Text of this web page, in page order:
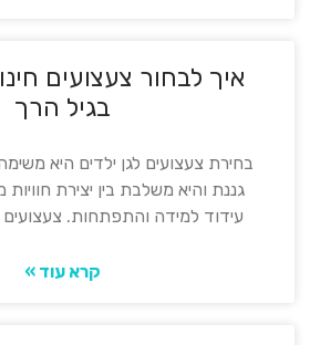
איך לבחור צעצועים
בגיל הרך
בחירת צעצועים לגן ילדים היא
גננת והיא משלבת בין יצירת
עידוד למידה והתפתחות. צעצועים
קרא עוד »